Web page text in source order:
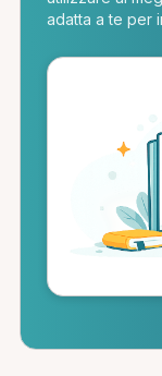
adatta a te per